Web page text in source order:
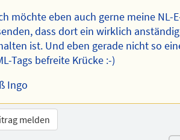
möchte eben auch gerne meine NL-
dass dort ein wirklich
ist. Und eben gerade nicht so
Tags befreite Krücke :-)
Ingo
melden